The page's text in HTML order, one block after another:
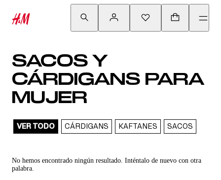
SACOS Y
CÁRDIGANS PARA
MUJER
VER TODO CÁRDIGANS KAFTANES SACOS
No hemos encontrado ningún resultado. Inténtalo de nuevo con otra
palabra.